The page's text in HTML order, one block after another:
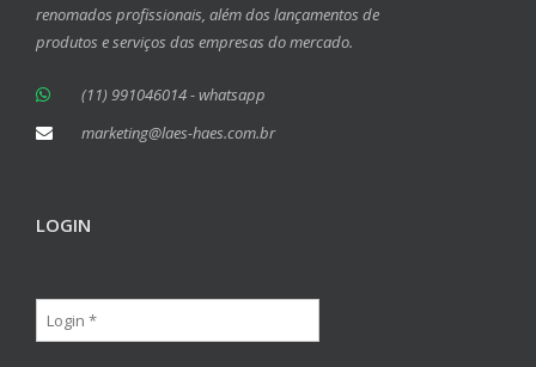
renomados profissionais, além dos lançamentos de
produtos e serviços das empresas do mercado.
(11) 991046014 - whatsapp
marketing@laes-haes.com.br
LOGIN